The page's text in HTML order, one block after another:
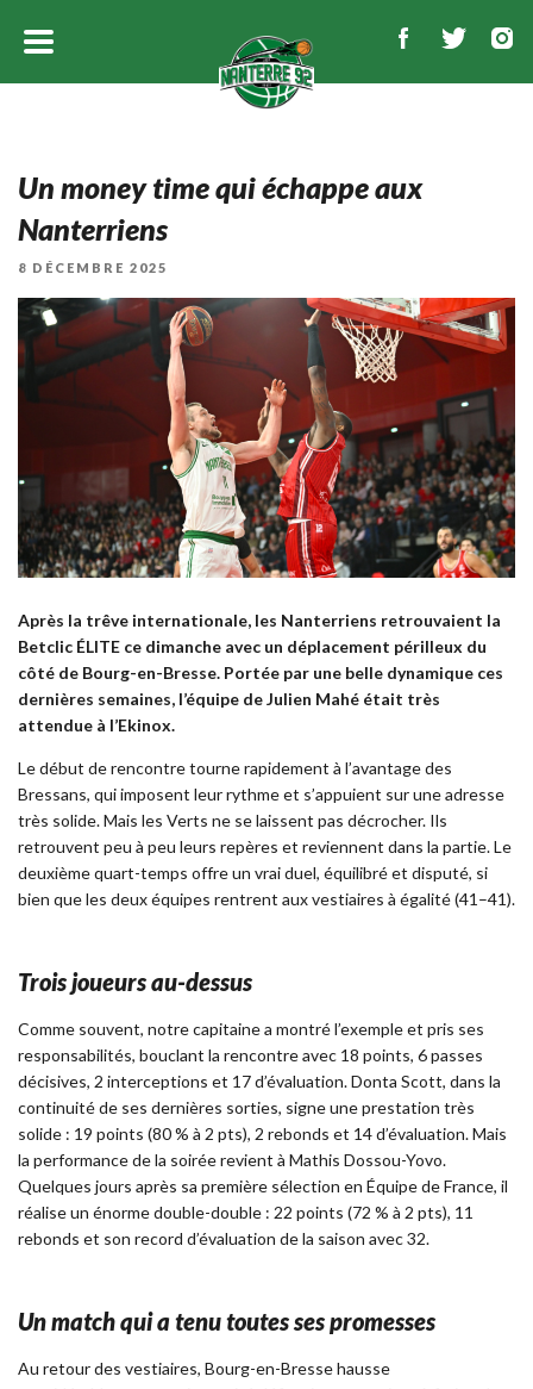
Un money time qui échappe aux
Nanterriens
PUBLIÉ
8 DÉCEMBRE 2025
Après la trêve internationale, les Nanterriens retrouvaient la
Betclic ÉLITE ce dimanche avec un déplacement périlleux du
côté de Bourg-en-Bresse. Portée par une belle dynamique ces
dernières semaines, l’équipe de Julien Mahé était très
attendue à l’Ekinox.
Le début de rencontre tourne rapidement à l’avantage des
Bressans, qui imposent leur rythme et s’appuient sur une adresse
très solide. Mais les Verts ne se laissent pas décrocher. Ils
retrouvent peu à peu leurs repères et reviennent dans la partie. Le
deuxième quart-temps offre un vrai duel, équilibré et disputé, si
bien que les deux équipes rentrent aux vestiaires à égalité (41–41).
Trois joueurs au-dessus
Comme souvent, notre capitaine a montré l’exemple et pris ses
responsabilités, bouclant la rencontre avec 18 points, 6 passes
décisives, 2 interceptions et 17 d’évaluation. Donta Scott, dans la
continuité de ses dernières sorties, signe une prestation très
solide : 19 points (80 % à 2 pts), 2 rebonds et 14 d’évaluation. Mais
la performance de la soirée revient à Mathis Dossou-Yovo.
Quelques jours après sa première sélection en Équipe de France, il
réalise un énorme double-double : 22 points (72 % à 2 pts), 11
rebonds et son record d’évaluation de la saison avec 32.
Un match qui a tenu toutes ses promesses
Au retour des vestiaires, Bourg-en-Bresse hausse